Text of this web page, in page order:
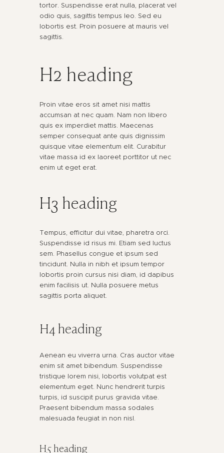
tortor. Suspendisse erat nulla, placerat vel
odio quis, sagittis tempus leo. Sed eu
lobortis est. Proin posuere at mauris vel
sagittis.
H2 heading
Proin vitae eros sit amet nisi mattis
accumsan at nec quam. Nam non libero
quis ex imperdiet mattis. Maecenas
semper consequat ante quis dignissim
quisque vitae elementum elit. Curabitur
vitae massa id ex laoreet porttitor ut nec
enim ut eget erat.
H3 heading
Tempus, efficitur dui vitae, pharetra orci.
Suspendisse id risus mi. Etiam sed luctus
sem. Phasellus congue et ipsum sed
tincidunt. Nulla in nibh et ipsum tempor
lobortis proin cursus nisi diam, id dapibus
enim facilisis ut. Nulla posuere metus
sagittis porta aliquet.
H4 heading
Aenean eu viverra urna. Cras auctor vitae
enim sit amet bibendum. Suspendisse
tristique lorem nisi, lobortis volutpat est
elementum eget. Nunc hendrerit turpis
turpis, id suscipit purus gravida vitae.
Praesent bibendum massa sodales
malesuada feugiat in non nisl.
H5 heading